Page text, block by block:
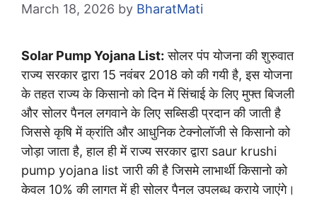
March 18, 2026 by BharatMati
Solar Pump Yojana List: सोलर पंप योजना की शुरुवात
राज्य सरकार द्वारा 15 नवंबर 2018 को की गयी है, इस योजना
के तहत राज्य के किसानो को दिन में सिंचाई के लिए मुफ्त बिजली
और सोलर पैनल लगवाने के लिए सब्सिडी प्रदान की जाती है
जिससे कृषि में क्रांति और आधुनिक टेक्नोलॉजी से किसानो को
जोड़ा जाता है, हाल ही में राज्य सरकार द्वारा saur krushi
pump yojana list जारी की है जिसमे लाभार्थी किसानो को
केवल 10% की लागत में ही सोलर पैनल उपलब्ध कराये जाएंगे।